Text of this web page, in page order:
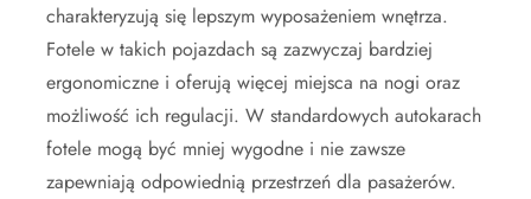
charakteryzują się lepszym wyposażeniem wnętrza.
Fotele w takich pojazdach są zazwyczaj bardziej
ergonomiczne i oferują więcej miejsca na nogi oraz
możliwość ich regulacji. W standardowych autokarach
fotele mogą być mniej wygodne i nie zawsze
zapewniają odpowiednią przestrzeń dla pasażerów.